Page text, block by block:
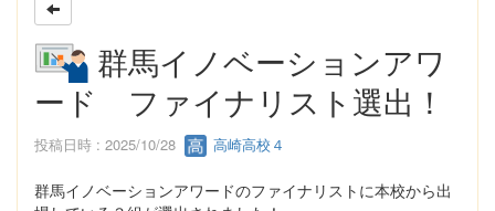
群馬イノベーションアワ
ード ファイナリスト選出！
投稿日時 : 2025/10/28 高崎高校４
群馬イノベーションアワードのファイナリストに本校から出